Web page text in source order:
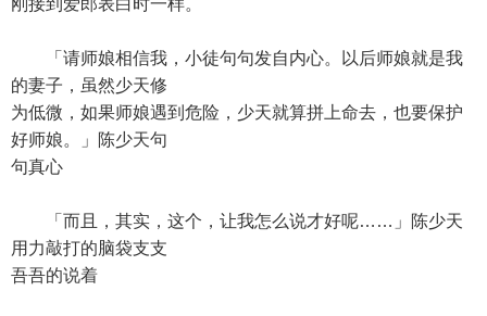
刚接到爱郎表白时一样。
「请师娘相信我，小徒句句发自内心。以后师娘就是我
的妻子，虽然少天修
为低微，如果师娘遇到危险，少天就算拼上命去，也要保护
好师娘。」陈少天句
句真心
「而且，其实，这个，让我怎么说才好呢……」陈少天
用力敲打的脑袋支支
吾吾的说着